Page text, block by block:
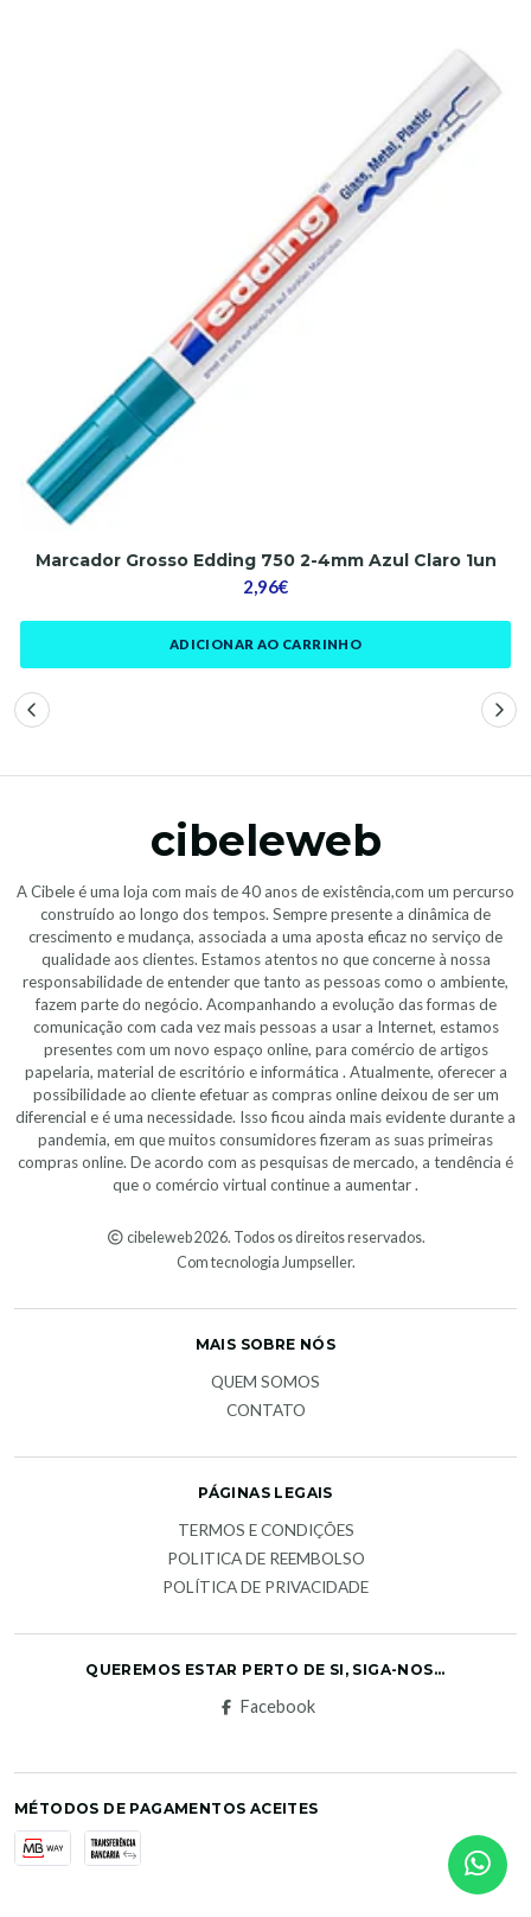
Marcador Grosso Edding 750 2-4mm Azul Claro 1un
2,96€
ADICIONAR AO CARRINHO
cibeleweb
A Cibele é uma loja com mais de 40 anos de existência,com um percurso
construído ao longo dos tempos. Sempre presente a dinâmica de
crescimento e mudança, associada a uma aposta eficaz no serviço de
qualidade aos clientes. Estamos atentos no que concerne à nossa
responsabilidade de entender que tanto as pessoas como o ambiente,
fazem parte do negócio. Acompanhando a evolução das formas de
comunicação com cada vez mais pessoas a usar a Internet, estamos
presentes com um novo espaço online, para comércio de artigos
papelaria, material de escritório e informática . Atualmente, oferecer a
possibilidade ao cliente efetuar as compras online deixou de ser um
diferencial e é uma necessidade. Isso ficou ainda mais evidente durante a
pandemia, em que muitos consumidores fizeram as suas primeiras
compras online. De acordo com as pesquisas de mercado, a tendência é
que o comércio virtual continue a aumentar .
cibeleweb 2026. Todos os direitos reservados.
Com tecnologia Jumpseller.
MAIS SOBRE NÓS
QUEM SOMOS
CONTATO
PÁGINAS LEGAIS
TERMOS E CONDIÇÕES
POLITICA DE REEMBOLSO
POLÍTICA DE PRIVACIDADE
QUEREMOS ESTAR PERTO DE SI, SIGA-NOS...
Facebook
MÉTODOS DE PAGAMENTOS ACEITES